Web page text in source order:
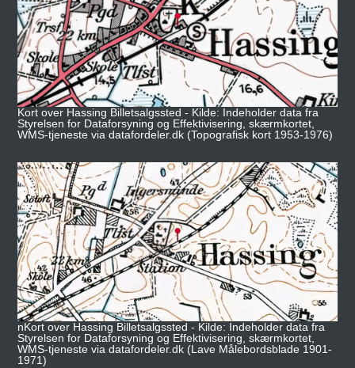
Kort over Hassing Billetsalgssted - Kilde: Indeholder data fra
Styrelsen for Dataforsyning og Effektivisering, skærmkortet,
WMS-tjeneste via datafordeler.dk (Topografisk kort 1953-1976)
nKort over Hassing Billetsalgssted - Kilde: Indeholder data fra
Styrelsen for Dataforsyning og Effektivisering, skærmkortet,
WMS-tjeneste via datafordeler.dk (Lave Målebordsblade 1901-
1971)